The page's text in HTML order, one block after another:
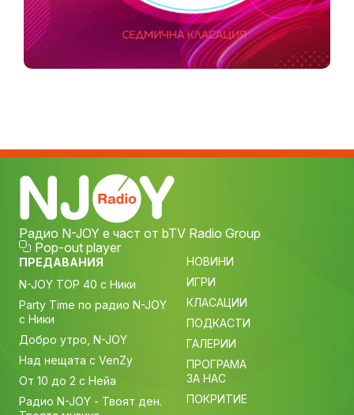
Радио N-JOY е част от bTV Radio Group
Pop-out player
ПРЕДАВАНИЯ
N-JOY TOP 40 с Ники
Party Time по радио N-JOY
с Ники
Добро утро, N-JOY
Над нещата с VenZy
От 10 до 2 с Нейа
Радио N-JOY - Твоят ден.
НОВИНИ
ИГРИ
КЛАСАЦИИ
ПОДКАСТИ
ГАЛЕРИИ
ПРОГРАМА
ЗА НАС
ПОКРИТИЕ